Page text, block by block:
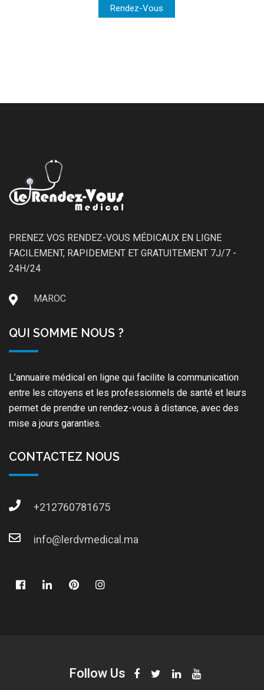
Rendez-Vous
PRENEZ VOS RENDEZ-VOUS MÉDICAUX EN LIGNE
FACILEMENT, RAPIDEMENT ET GRATUITEMENT 7J/7 -
24H/24
MAROC
QUI SOMME NOUS ?
L’annuaire médical en ligne qui facilite la communication
entre les citoyens et les professionnels de santé et leurs
permet de prendre un rendez-vous à distance, avec des
mise a jours garanties.
CONTACTEZ NOUS
+212760781675
info@lerdvmedical.ma
Follow Us